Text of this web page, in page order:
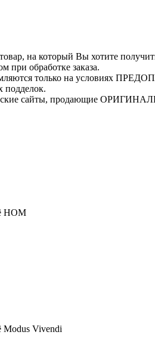
на который Вы хотите
при обработке заказа.
только на условиях
подделок.
сайты, продающие